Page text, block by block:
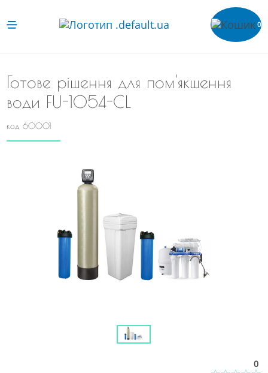
0
Готове рішення для пом'якшення
води FU-1054-CL
код 60001
0